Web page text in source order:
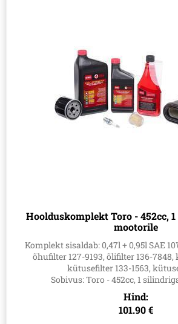
Hoolduskomplekt Toro - 452cc,
mootorile
Komplekt sisaldab: 0,47l + 0,95l SAE
õhufilter 127-9193, õlifilter 136-7848,
kütusefilter 133-1563,
Sobivus: Toro - 452cc, 1
Hind:
101.90 €